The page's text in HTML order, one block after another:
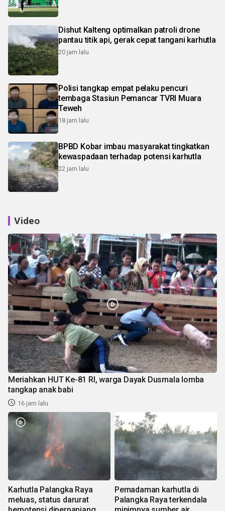
Dishut Kalteng optimalkan patroli drone
pantau titik api, gerak cepat tangani karhutla
20 jam lalu
Polisi tangkap empat pelaku pencuri
tembaga Stasiun Pemancar TVRI Muara
Teweh
18 jam lalu
BPBD Kobar imbau masyarakat tingkatkan
kewaspadaan terhadap potensi karhutla
22 jam lalu
Video
Meriahkan HUT Ke-81 RI, warga Dayak Dusmala lomba
tangkap anak babi
16 jam lalu
Karhutla Palangka Raya
meluas, status darurat
Pemadaman karhutla di
Palangka Raya terkendala